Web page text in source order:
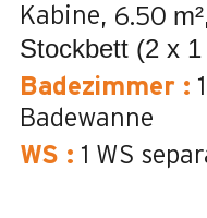
Kabine
6.50 m²
Stockbett (2 x
Badezimmer : 1
Badewanne
WS : 1 WS